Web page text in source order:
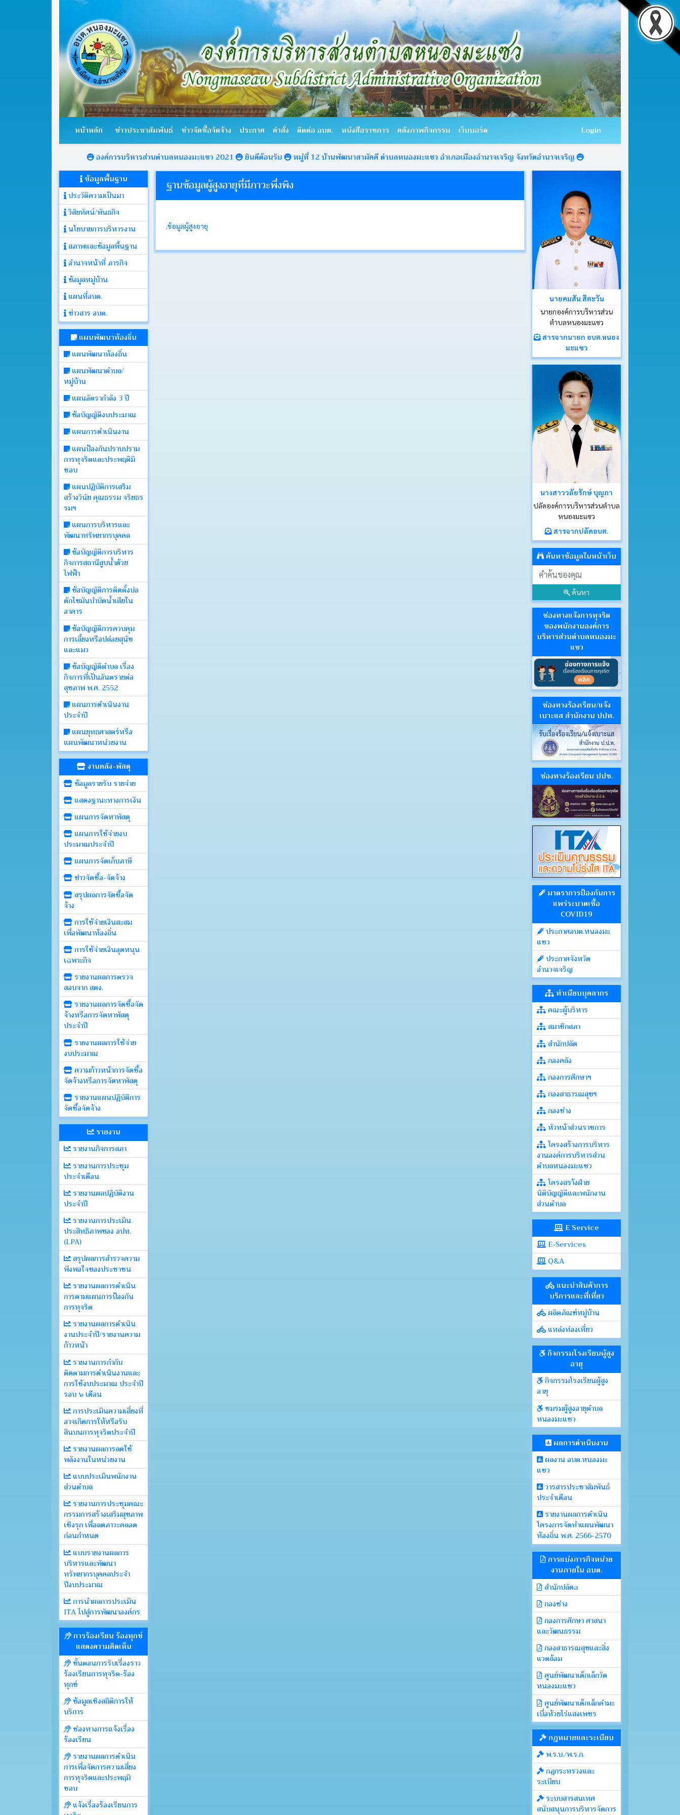
หน้าหลัก ข่าวประชาสัมพันธ์ ข่าวจัดซื้อจัดจ้าง ประกาศ คำสั่ง ติดต่อ อบต. หนังสือราชการ คลังภาพกิจกรรม เว็บบอร์ด Login
องค์การบริหารส่วนตำบลหนองมะแซว 2021 ยินดีต้อนรับ
หมู่ที่ 12 บ้านพัฒนาสามัคคี ตำบลหนองมะแซว อำเภอเมืองอำนาจเจริญ จังหวัดอำนาจเจริญ
ข้อมูลพื้นฐาน
ประวัติความเป็นมา
วิสัยทัศน์/พันธกิจ
นโยบายการบริหารงาน
สภาพและข้อมูลพื้นฐาน
อำนาจหน้าที่ ภารกิจ
ข้อมูลหมู่บ้าน
แผนที่อบต.
ข่าวสาร อบต.
แผนพัฒนาท้องถิ่น
แผนพัฒนาท้องถิ่น
แผนพัฒนาตำบล/
หมู่บ้าน
แผนอัตรากำลัง 3 ปี
ข้อบัญญัติงบประมาณ
แผนการดำเนินงาน
แผนป้องกันปราบปราม
การทุจริตและประพฤติมิ
ชอบ
แผนปฏิบัติการเสริม
สร้างวินัย คุณธรรม จริยธร
รมฯ
แผนการบริหารและ
พัฒนาทรัพยากรบุคคล
ข้อบัญญัติการบริหาร
กิจการสถานีสูบน้ำด้วย
ไฟฟ้า
ข้อบัญญัติการติดตั้งบ่อ
ดักไขมันบำบัดน้ำเสียใน
อาคาร
ข้อบัญญัติการควบคุม
การเลี้ยงหรือปล่อยสุนัข
และแมว
ข้อบัญญัติตำบล เรื่อง
กิจการที่เป็นอันตรายต่อ
สุขภาพ พ.ศ. 2552
แผนการดำเนินงาน
ประจำปี
แผนยุทธศาสตร์หรือ
แผนพัฒนาหน่วยงาน
งานคลัง-พัสดุ
ข้อมูลรายรับ รายจ่าย
แสดงฐานะทางการเงิน
แผนการจัดหาพัสดุ
แผนการใช้จ่ายงบ
ประมาณประจำปี
แผนการจัดเก็บภาษี
ข่าวจัดซื้อ-จัดจ้าง
สรุปผลการจัดซื้อจัด
จ้าง
การใช้จ่ายเงินสะสม
เพื่อพัฒนาท้องถิ่น
การใช้จ่ายเงินอุดหนุน
เฉพาะกิจ
รายงานผลการตรวจ
สอบจาก สตง.
รายงานผลการจัดซื้อจัด
จ้างหรือการจัดหาพัสดุ
ประจำปี
รายงานผลการใช้จ่าย
งบประมาณ
ความก้าวหน้าการจัดซื้อ
จัดจ้างหรือการจัดหาพัสดุ
รายงานแผนปฏิบัติการ
จัดซื้อจัดจ้าง
รายงาน
รายงานกิจการสภา
รายงานการประชุม
ประจำเดือน
รายงานผลปฏิบัติงาน
ประจำปี
รายงานการประเมิน
ประสิทธิภาพของ อปท.
(LPA)
สรุปผลการสำรวจความ
พึงพอใจของประชาชน
รายงานผลการดำเนิน
การตามแผนการป้องกัน
การทุจริต
รายงานผลการดำเนิน
งานประจำปี/รายงานความ
ก้าวหน้า
รายงานการกำกับ
ติดตามการดำเนินงานและ
การใช้งบประมาณ ประจำปี
รอบ ๖ เดือน
การประเมินความเสี่ยงที่
อาจเกิดการให้หรือรับ
สินบนการทุจริตประจำปี
รายงานผลการลดใช้
พลังงานในหน่วยงาน
แบบประเมินพนักงาน
ส่วนตำบล
รายงานการประชุมคณะ
กรรมการสร้างเสริมสุขภาพ
เชิงรุก เพื่อลดภาวะคลอด
ก่อนกำหนด
แบบรายงานผลการ
บริหารและพัฒนา
ทรัพยากรบุคคลประจำ
ปีงบประมาณ
การนำผลการประเมิน
ITA ไปสู่การพัฒนาองค์กร
การร้องเรียน ร้องทุกข์
แสดงความคิดเห็น
ขั้นตอนการรับเรื่องราว
ร้องเรียนการทุจริต-ร้อง
ทุกข์
ข้อมูลเชิงสถิติการให้
บริการ
ช่องทางการแจ้งเรื่อง
ร้องเรียน
รายงานผลการดำเนิน
การเพื่อจัดการความเสี่ยง
การทุจริตและประพฤมิ
ชอบ
แจ้งเรื่องร้องเรียนการ
ฐานข้อมูลผู้สูงอายุที่มีภาวะพึ่งพิง
.ข้อมูลผู้สูงอายุ
นายคมสัน สีตะวัน
นายกองค์การบริหารส่วน
ตำบลหนองมะแซว
สารจากนายก อบต.หนอง
มะแซว
นางสาววลัยรักษ์ บุญภา
ปลัดองค์การบริหารส่วนตำบล
หนองมะแซว
สารจากปลัดอบต.
ค้นหาข้อมูลในหน้าเว็บ
ค้นหา
ช่องทางแจ้งการทุจริต
ของพนักงานองค์การ
บริหารส่วนตำบลหนองมะ
แซว
ช่องทางร้องเรียน/แจ้ง
เบาะแส สำนักงาน ปปท.
ช่องทางร้องเรียน ปปช.
มาตราการป้องกันการ
แพร่ระบาดเชื้อ
COVID19
ประกาศอบต.หนองมะ
แซว
ประกาศจังหวัด
อำนาจเจริญ
ทำเนียบบุคลากร
คณะผู้บริหาร
สมาชิกสภา
สำนักปลัด
กองคลัง
กองการศึกษาฯ
กองสาธารณสุขฯ
กองช่าง
หัวหน้าส่วนราชการ
โครงสร้างการบริหาร
งานองค์การบริหารส่วน
ตำบลหนองมะแซว
โครงสรา้งฝ่าย
นิติบัญญัติและพนักงาน
ส่วนตำบล
E Service
E-Services
Q&A
แนะนำสินค้าการ
บริการและที่เที่ยว
ผลิตภัณฑ์หมู่บ้าน
แหล่งท่องเที่ยว
กิจกรรมโรงเรียนผู้สูง
อายุ
กิจกรรมโรงเรียนผู้สูง
อายุ
ชมรมผู้สูงอายุตำบล
หนองมะแซว
ผลการดำเนินงาน
ผลงาน อบต.หนองมะ
แซว
วารสารประชาสัมพันธ์
ประจำเดือน
รายงานผลการดำเนิน
โครงการจัดทำแผนพัฒนา
ท้องถิ่น พ.ศ. 2566-2570
การแบ่งภารกิจหน่วย
งานภายใน อบต.
สำนักปลัดa
กองช่าง
กองการศึกษา ศาสนา
และวัฒนธรรม
กองสาธารณสุขและสิ่ง
แวดล้อม
ศูนย์พัฒนาเด็กเล็กวัด
หนองมะแซว
ศูนย์พัฒนาเด็กเล็กคำมะ
เบื่อห้วยไร่แสงเพชร
กฎหมายและระเบียบ
พ.ร.บ./พ.ร.ก.
กฎกระทรวงและ
ระเบียบ
ระบบสารสนเทศ
สนับสนุนการบริหารจัดการ